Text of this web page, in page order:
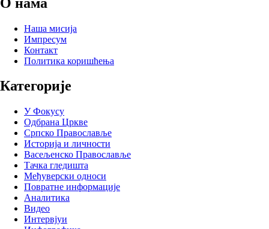
Наша мисија
Импресум
Контакт
Политика коришћења
Категорије
У Фокусу
Одбрана Цркве
Српско Православље
Историја и личности
Васељенско Православље
Тачка гледишта
Међуверски односи
Повратне информације
Аналитика
Видео
Интервјуи